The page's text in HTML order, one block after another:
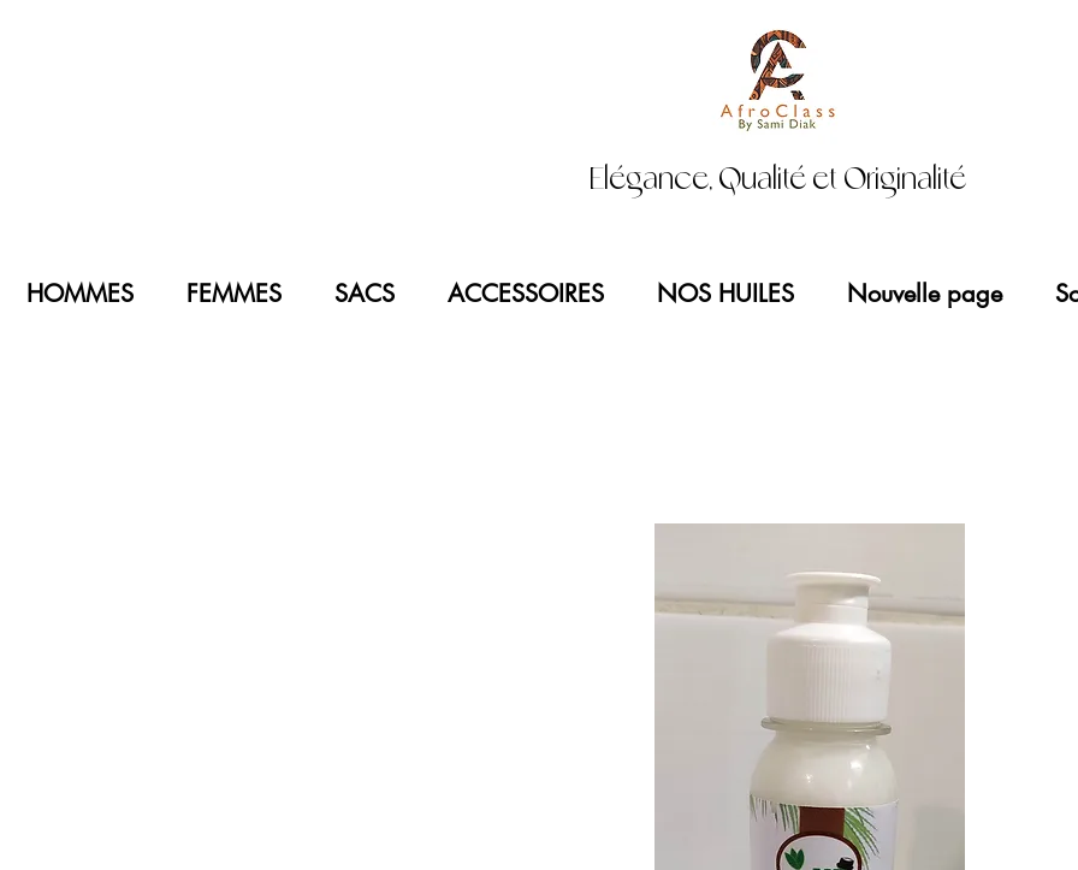
Elégance, Qualité et Originalité
HOMMES FEMMES SACS ACCESSOIRES NOS HUILES Nouvelle page